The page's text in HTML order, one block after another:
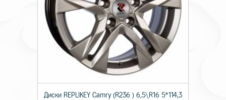
Диски RЕPLIKEY Camry (R236 ) 6,5\R16 5*114,3